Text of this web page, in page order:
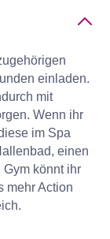
einladen.
mit
Wenn ihr
im Spa
einen
könnt ihr
mehr Action